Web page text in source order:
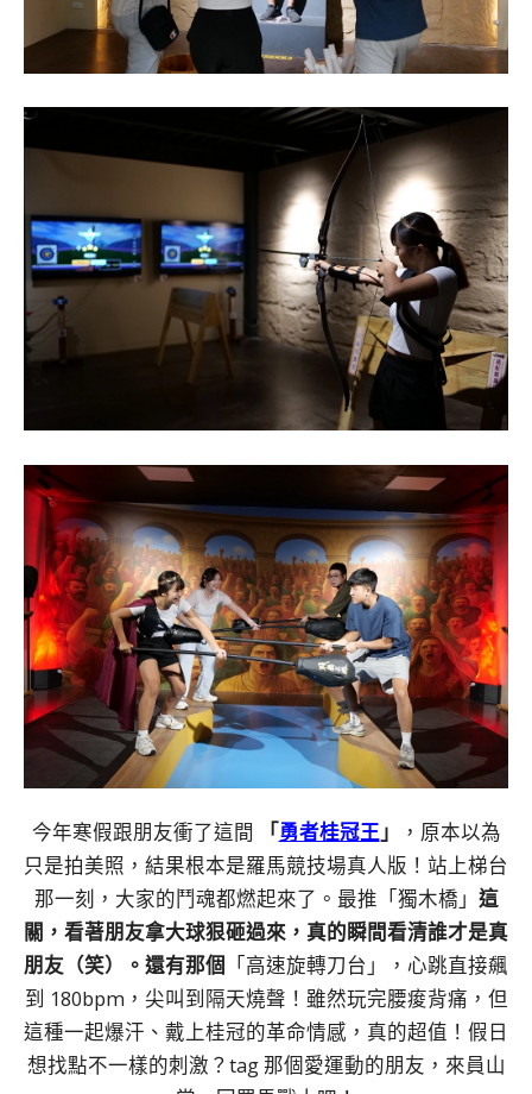
今年寒假跟朋友衝了這間 「勇者桂冠王」
，原本以為
只是拍美照，結果根本是羅馬競技場真人版！站上梯台
那一刻，大家的鬥魂都燃起來了。最推「獨木橋」 這
關，看著朋友拿大球狠砸過來，真的瞬間看清誰才是真
朋友（笑）。還有那個 「高速旋轉刀台」，心跳直接飆
到 180bpm，尖叫到隔天燒聲！雖然玩完腰痠背痛，但
這種一起爆汗、戴上桂冠的革命情感，真的超值！假日
想找點不一樣的刺激？tag 那個愛運動的朋友，來員山